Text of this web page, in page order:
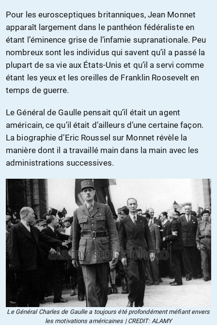
Pour les eurosceptiques britanniques, Jean Monnet
apparaît largement dans le panthéon fédéraliste en
étant l’éminence grise de l’infamie supranationale. Peu
nombreux sont les individus qui savent qu’il a passé la
plupart de sa vie aux États-Unis et qu’il a servi comme
étant les yeux et les oreilles de Franklin Roosevelt en
temps de guerre.
Le Général de Gaulle pensait qu’il était un agent
américain, ce qu’il était d’ailleurs d’une certaine façon.
La biographie d’Eric Roussel sur Monnet révèle la
manière dont il a travaillé main dans la main avec les
administrations successives.
Le Général Charles de Gaulle a toujours été profondément méfiant envers
les motivations américaines | CREDIT: ALAMY